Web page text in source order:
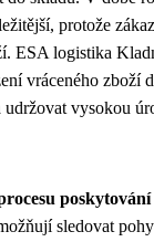
protože
ESA logistika
vráceného zboží
vysokou
sledovat